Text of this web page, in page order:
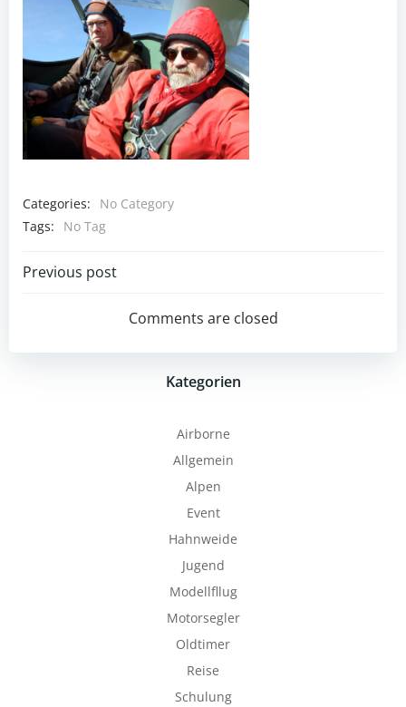
Categories:
No Category
Tags:
No Tag
Post
navigation
Previous post
Comments are closed
Kategorien
Airborne
Allgemein
Alpen
Event
Hahnweide
Jugend
Modellfllug
Motorsegler
Oldtimer
Reise
Schulung